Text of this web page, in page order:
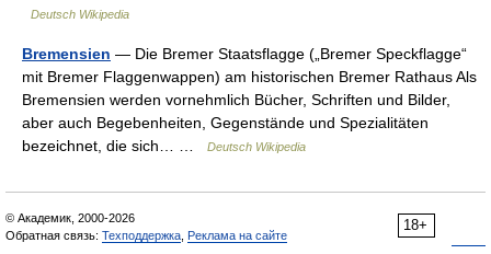
Deutsch Wikipedia
Bremensien — Die Bremer Staatsflagge („Bremer Speckflagge“
mit Bremer Flaggenwappen) am historischen Bremer Rathaus Als
Bremensien werden vornehmlich Bücher, Schriften und Bilder,
aber auch Begebenheiten, Gegenstände und Spezialitäten
bezeichnet, die sich… …
Deutsch Wikipedia
18+
© Академик, 2000-2026
Обратная связь: Техподдержка Реклама на сайте